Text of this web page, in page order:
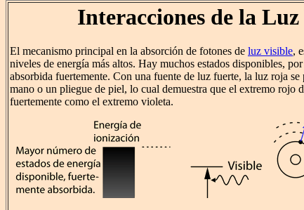
Interacciones de la
El mecanismo principal en la absorción de fotones de luz visible,
niveles de energía más altos. Hay muchos estados disponibles,
absorbida fuertemente. Con una fuente de luz fuerte, la luz roja se
mano o un pliegue de piel, lo cual demuestra que el extremo rojo
fuertemente como el extremo violeta.